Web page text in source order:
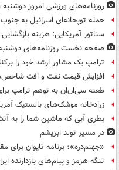
روزنامه‌های ورزشی امروز دوشنبه ۱۹ مرداد ۱۴۰۵
حمله توپخانه‌ای اسرائیل به جنوب
سناتور آمریکایی: هزینه
صفحه نخست روزنامه‌های دوشنبه ۱۹ مرداد
ترامپ یک مشاور ارشد خود را
افزایش قیمت نفت و افت
طعنه سی‌ان‌ان به توهم ترامپ
زرادخانه موشک‌های بالستیک
بطری آبی که ماشین شما را به
در مسیر تولد ابریشم
«جهنم‌دره»؛ برنامه تایوان برای
تنگه هرمز و پیام‌های بازدارنده